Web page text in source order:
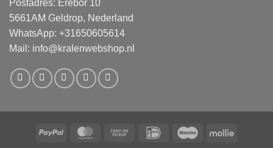
Postadres: Erebor 10
5661AM Geldrop, Nederland
WhatsApp: +31650605614
Mail: info@kralenwebshop.nl
PayPal MasterCardCash
IDeal Maestro Mollie